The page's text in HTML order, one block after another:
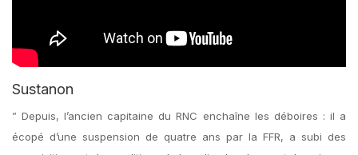
Sustanon
” Depuis, l’ancien capitaine du RNC enchaîne les déboires : il a
écopé d’une suspension de quatre ans par la FFR, a subi des